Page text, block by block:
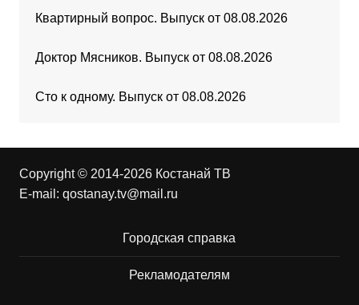
Квартирный вопрос. Выпуск от 08.08.2026
Доктор Мясников. Выпуск от 08.08.2026
Сто к одному. Выпуск от 08.08.2026
Copyright © 2014-2026 Костанай ТВ
E-mail: qostanay.tv@mail.ru
Городская справка
Рекламодателям